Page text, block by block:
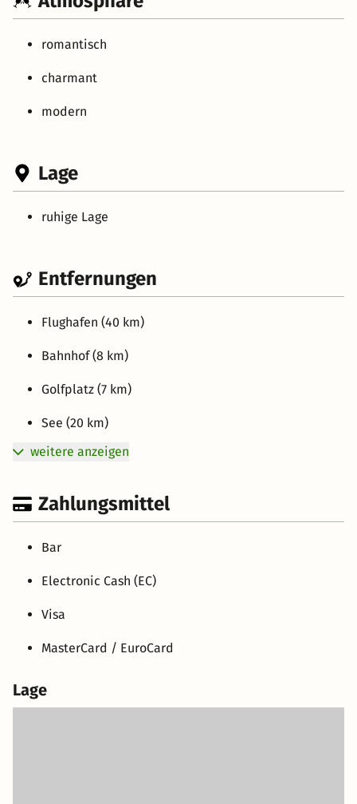
romantisch
charmant
modern
Lage
ruhige Lage
Entfernungen
Flughafen (40 km)
Bahnhof (8 km)
Golfplatz (7 km)
See (20 km)
weitere anzeigen
Zahlungsmittel
Bar
Electronic Cash (EC)
Visa
MasterCard / EuroCard
Lage